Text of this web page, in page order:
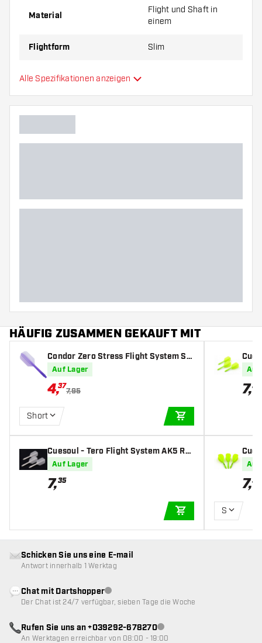
Material
Flight und Shaft in
einem
Flightform Slim
Typ
Hauptfarbe
Alle Spezifikationen anzeigen
HÄUFIG ZUSAMMEN GEKAUFT MIT
Condor Zero Stress Flight System Sli
m Clear Purple - Dart Flights
Auf Lager
4,37
7,95
Short
Cuesoul - Tero Flight System AK5 Ro
st Slim - Clear - Dart Flights
Auf Lager
7,35
IN DEN
st
Auf
7,35
st
Auf
7,35
S
Schicken Sie uns eine E-mail
Antwort innerhalb 1 Werktag
Chat mit DartshopperKundenservice nicht verfügbar
Der Chat ist 24/7 verfügbar, sieben Tage die Woche
Rufen Sie uns an +039292-678270Kundenservice nicht
An Werktagen erreichbar von 08:00 - 19:00